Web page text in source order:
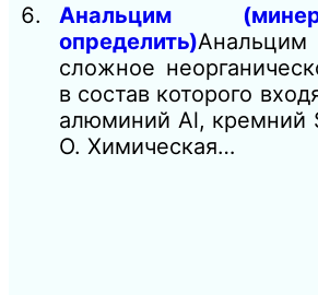
Анальцим
определить)Анальцим
сложное
в состав которого
алюминий Al, кремний
О. Химическая…